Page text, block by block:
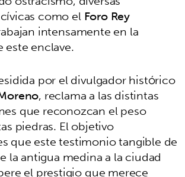
como elForo Rey
intensamente en la
enclave.
por el divulgador histórico
, reclama a las distintas
que reconozcan el peso
piedras. El objetivo
que este testimonio tangible de
la antigua medina a la ciudad
el prestigio que merece